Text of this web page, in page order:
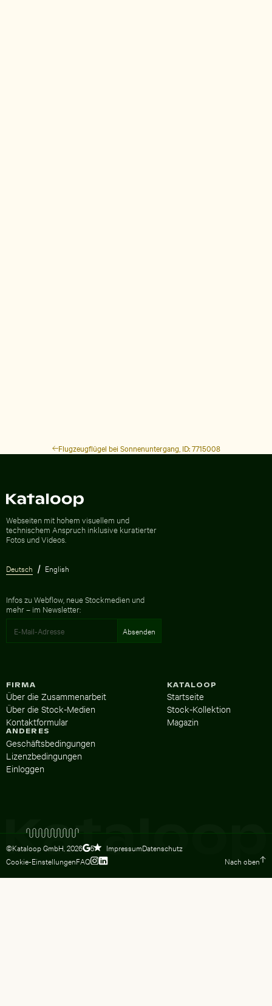
Flugzeugflügel bei Sonnenuntergang, ID: 7715008
Webseiten mit hohem visuellem und
technischem Anspruch inklusive kuratierter
Fotos und Videos.
Deutsch English
Infos zu Webflow, neue Stockmedien und
mehr – im Newsletter:
KATALOOP
Startseite
Stock-Kollektion
Magazin
FIRMA
Über die Zusammenarbeit
Über die Stock-Medien
Kontaktformular
ANDERES
Geschäftsbedingungen
Lizenzbedingungen
Einloggen
©Kataloop GmbH, 2026 5 ImpressumDatenschutz
Cookie-EinstellungenFAQ Nach oben